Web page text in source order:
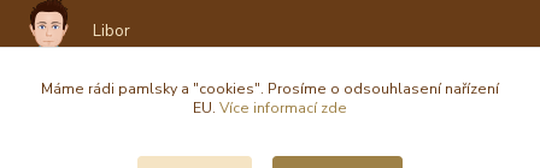
Libor
eshop(zavináč)waldi.cz
Máme rádi pamlsky a "cookies". Prosíme o odsouhlasení nařízení
EU. Více informací zde